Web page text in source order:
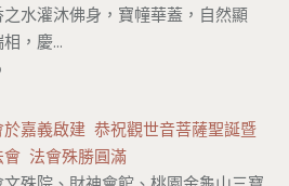
水灌沐佛身，寶幢華蓋，自然顯
，慶...
嘉義啟建 恭祝觀世音菩薩聖誕暨
會 法會殊勝圓滿